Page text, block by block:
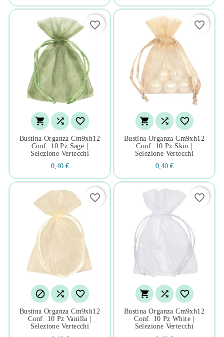
  
Bustina Organza Cm9xh12
Conf. 10 Pz Sage |
Selezione Vertecchi
0,40 €
favorite_border
  
Bustina Organza Cm9xh12
Conf. 10 Pz Skin |
Selezione Vertecchi
0,40 €
favorite_border
  
Bustina Organza Cm9xh12
Conf. 10 Pz Vanilla |
Selezione Vertecchi
favorite_border
  
Bustina Organza Cm9xh12
Conf. 10 Pz White |
Selezione Vertecchi
favorite_border